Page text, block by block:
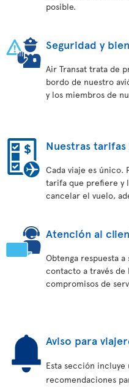
posible.
Seguridad y
Air Transat trata de
bordo de nuestro
y los miembros de
Nuestras tarifas
Cada viaje es
tarifa que prefiere y
cancelar el vuelo,
Atención al
Obtenga respuesta a
contacto a través de
compromisos de
Aviso para
Esta sección
recomendaciones